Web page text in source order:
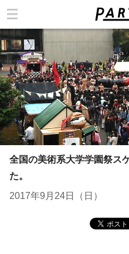
全国の美術系大学学園祭ス
た。
2017年9月24日（日）
カテゴリ